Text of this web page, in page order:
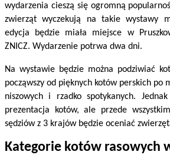
wydarzenia cieszą się ogromną
zwierząt wyczekują na takie wystawy
edycja będzie miała miejsce w
ZNICZ. Wydarzenie potrwa dwa dni.
Na wystawie będzie można podziwiać
począwszy od pięknych kotów perskich po
niszowych i rzadko spotykanych.
prezentacja kotów, ale przede
sędziów z 3 krajów będzie oceniać
Kategorie kotów rasowych